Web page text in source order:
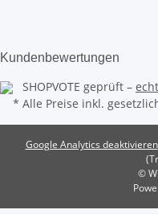
Kundenbewertungen
SHOPVOTE geprüft –
* Alle Preise inkl.
Google Analytics deaktivieren
©